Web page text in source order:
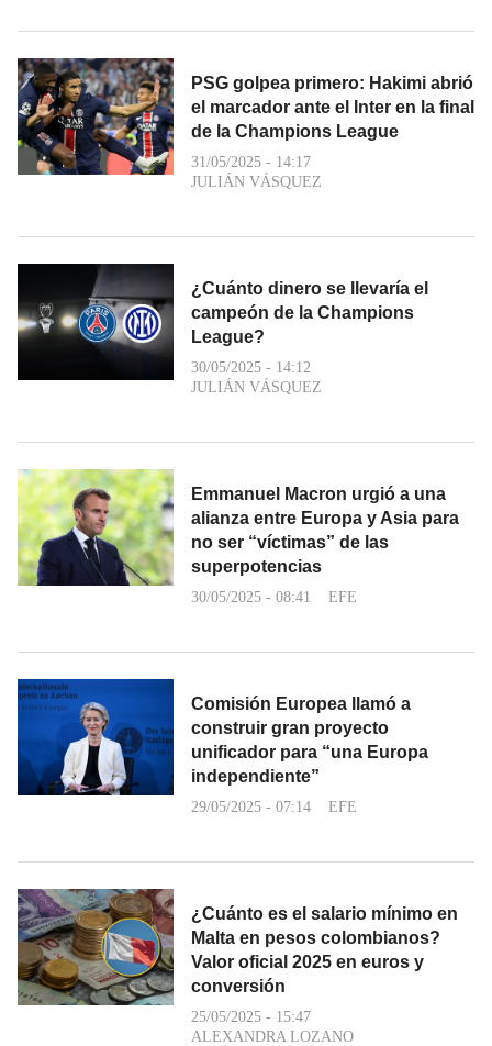
PSG golpea primero: Hakimi abrió
el marcador ante el Inter en la final
de la Champions League
31/05/2025 - 14:17
JULIÁN VÁSQUEZ
¿Cuánto dinero se llevaría el
campeón de la Champions
League?
30/05/2025 - 14:12
JULIÁN VÁSQUEZ
Emmanuel Macron urgió a una
alianza entre Europa y Asia para
no ser “víctimas” de las
superpotencias
30/05/2025 - 08:41 EFE
Comisión Europea llamó a
construir gran proyecto
unificador para “una Europa
independiente”
29/05/2025 - 07:14 EFE
¿Cuánto es el salario mínimo en
Malta en pesos colombianos?
Valor oficial 2025 en euros y
conversión
25/05/2025 - 15:47
ALEXANDRA LOZANO